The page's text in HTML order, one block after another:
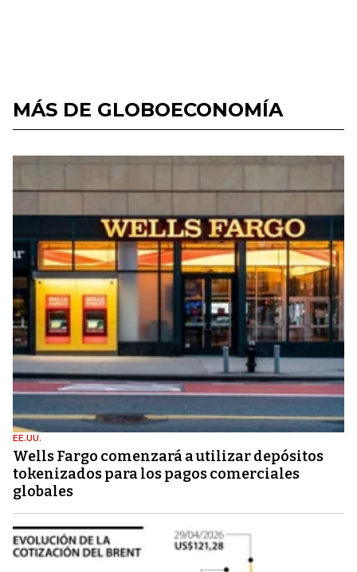
MÁS DE GLOBOECONOMÍA
EE.UU.
Wells Fargo comenzará a utilizar depósitos
tokenizados para los pagos comerciales
globales